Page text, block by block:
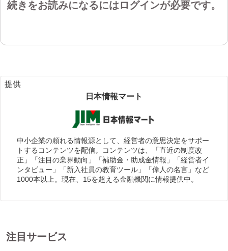
続きをお読みになるにはログインが必要です。
提供
日本情報マート
中小企業の頼れる情報源として、経営者の意思決定をサポー
トするコンテンツを配信。コンテンツは、「直近の制度改
正」「注目の業界動向」「補助金・助成金情報」「経営者イ
ンタビュー」「新入社員の教育ツール」「偉人の名言」など
1000本以上。現在、15を超える金融機関に情報提供中。
注目サービス